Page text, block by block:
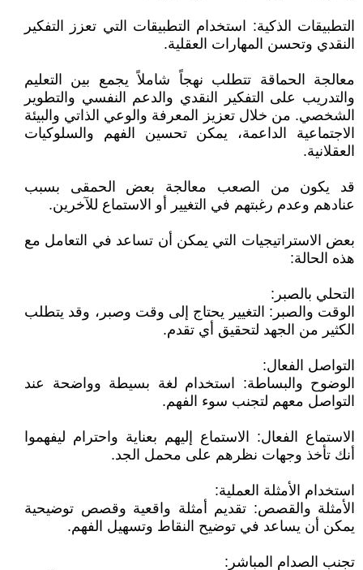
التطبيقات الذكية: استخدام التطبيقات التي تعزز التفكير
النقدي وتحسن المهارات العقلية.
معالجة الحماقة تتطلب نهجاً شاملاً يجمع بين التعليم
والتدريب على التفكير النقدي والدعم النفسي والتطوير
الشخصي. من خلال تعزيز المعرفة والوعي الذاتي والبيئة
الاجتماعية الداعمة، يمكن تحسين الفهم والسلوكيات
العقلانية.
قد يكون من الصعب معالجة بعض الحمقى بسبب
عنادهم وعدم رغبتهم في التغيير أو الاستماع للآخرين.
بعض الاستراتيجيات التي يمكن أن تساعد في التعامل مع
هذه الحالة:
التحلي بالصبر:
الوقت والصبر: التغيير يحتاج إلى وقت وصبر، وقد يتطلب
الكثير من الجهد لتحقيق أي تقدم.
التواصل الفعال:
الوضوح والبساطة: استخدام لغة بسيطة وواضحة عند
التواصل معهم لتجنب سوء الفهم.
الاستماع الفعال: الاستماع إليهم بعناية واحترام ليفهموا
أنك تأخذ وجهات نظرهم على محمل الجد.
استخدام الأمثلة العملية:
الأمثلة والقصص: تقديم أمثلة واقعية وقصص توضيحية
يمكن أن يساعد في توضيح النقاط وتسهيل الفهم.
تجنب الصدام المباشر: